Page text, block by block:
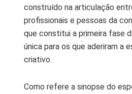
construído na articulação
profissionais e pessoas da
que constitui a primeira fase
única para os que aderiram a
criativo.
Como refere a sinopse do